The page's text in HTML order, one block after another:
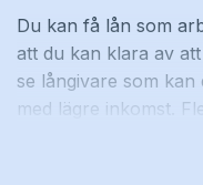
Samlingslån
Du kan få lån som
att du kan klara av
se långivare som kan
med lägre inkomst.
accepteras om din